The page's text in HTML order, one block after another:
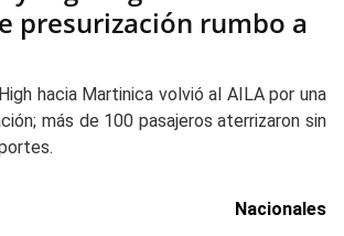
presurización rumbo a
hacia Martinica volvió al AILA por una
más de 100 pasajeros aterrizaron sin
Nacionales